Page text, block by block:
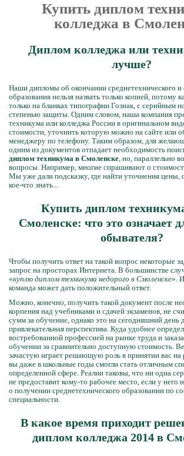
Купить диплом
колледжа в
Диплом колледжа или
лучше?
Наши дипломы об окончании среднетехнического и
образования нельзя назвать только копией, потому
только на бланках типографии Гознак, с серийным
степенью защиты. Одним словом, наша компания
техникума или колледжа России в оригинальном
стоимости, уточнить которую можно на сайте или
менеджеру по телефону. Таким образом, для
одним из документов отпадает необходимость
диплом техникума в Смоленске, но, параллельно
вопросы. Например, многие спрашивают о
Мы уже дали подсказку, где найти уточнения
кое-что знать...
Купить диплом
Смоленске: что это означает
обывателя?
Чтобы получить ответ на такой вопрос некоторые
запрос на просторах Интернета. В большинстве
«куплю диплом техникума недорого в Смоленске».
команда может дать положительный ответ.
Можно, конечно, получить такой документ после
корпения над учебниками и сдачей экзаменов, не
сумм за обучение, однако это на сегодняшний день
привлекательная перспектива. Куда удобнее
востребованной профессией на рынке труда и
обучении за сравнительно доступную стоимость.
зачастую играет решающую роль в принятии вас на
вы даже в школьные годы смогли стать отличным
определенной сфере. Реалии таковы, что ни одна
не предоставит кому-то рабочее место, если у него
о получении среднетехнического образовании по
специальности.
В какое время приходит
диплом колледжа 2014 в